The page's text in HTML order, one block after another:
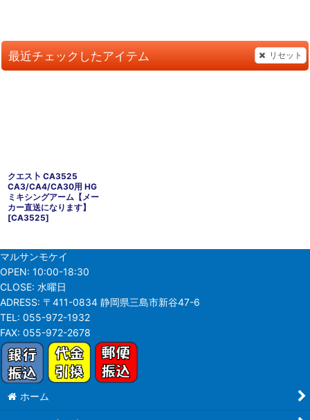
最近チェックしたアイテム リセット
クエス卜 CA3525
CA3/CA4/CA30用 HG
ミキシングアーム【メー
カー直送になります】
[CA3525]
マルサンモケイ
OPEN: 10:00-18:30
CLOSE: 水曜日
ADRESS: 〒411-0834 静岡県三島市新谷47-6
TEL: 055-972-1932
FAX: 055-972-2678
ホーム